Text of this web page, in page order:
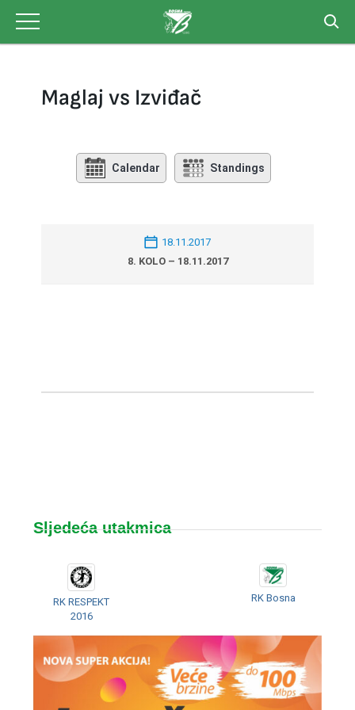
content
Maglaj vs Izviđač
Calendar Standings
18.11.2017
8. KOLO – 18.11.2017
Sljedeća utakmica
RK RESPEKT
2016
RK Bosna